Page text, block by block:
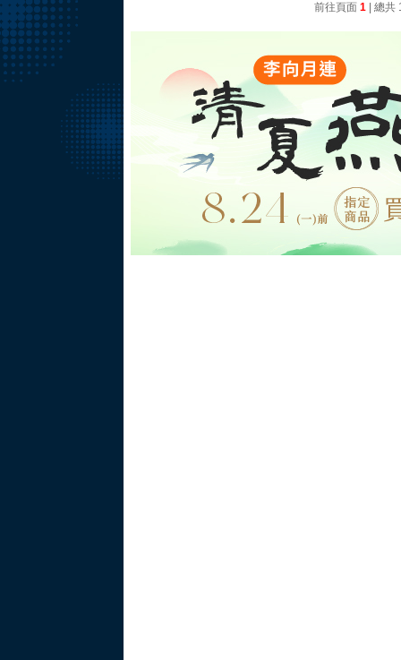
前往頁面 1| 總共